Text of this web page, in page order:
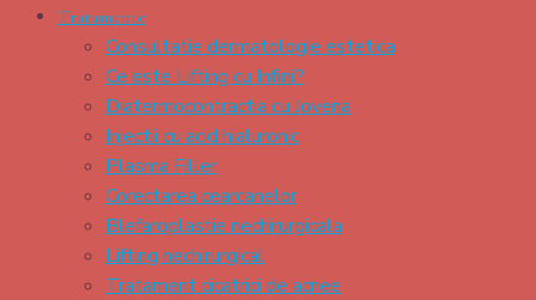
Tratamente
Consultatie dermatologie estetica
Ce este Lifting cu Infini?
Diatermocontractia cu Jovena
Injectii cu acid hialuronic
Plasma Filler
Corectarea cearcanelor
Blefaroplastie nechirurgicala
Lifting nechirurgical
Tratament cicatrici de acnee